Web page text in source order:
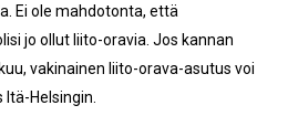
Ei ole mahdotonta, että
jo ollut liito-oravia. Jos kannan
vakinainen liito-orava-asutus voi
Helsingin.